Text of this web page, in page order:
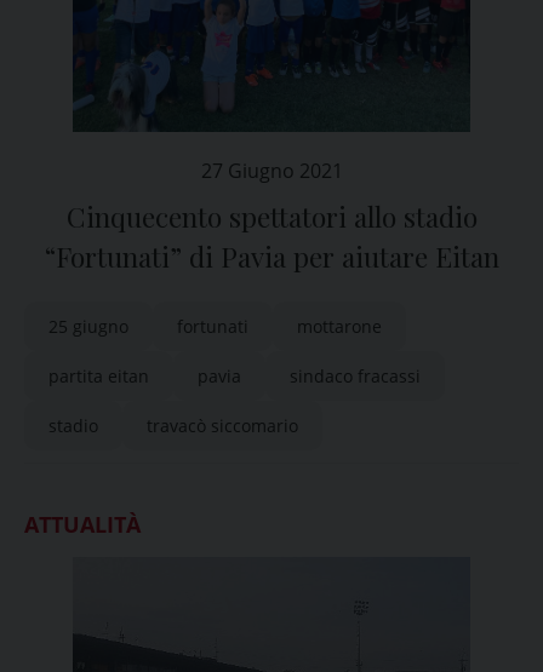
27 Giugno 2021
Cinquecento spettatori allo stadio
“Fortunati” di Pavia per aiutare Eitan
25 giugno fortunati mottarone
partita eitan pavia sindaco fracassi
stadio travacò siccomario
ATTUALITÀ